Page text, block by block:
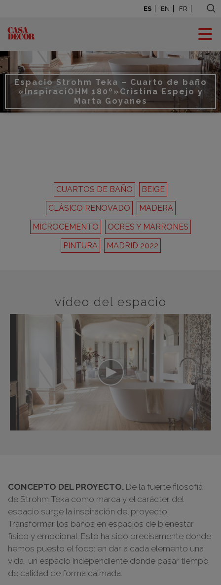
ES EN FR
Espacio Strohm Teka – Cuarto de baño
«InspiraciOHM 180º» Cristina Espejo y
Marta Goyanes
CUARTOS DE BAÑO
BEIGE
CLÁSICO RENOVADO
MADERA
MICROCEMENTO
OCRES Y MARRONES
PINTURA
MADRID 2022
vídeo del espacio
CONCEPTO DEL PROYECTO. De la fuerte filosofía
de Strohm Teka como marca y el carácter del
espacio surge la inspiración del proyecto.
Transformar los baños en espacios de bienestar
físico y emocional. Esto ha sido precisamente donde
hemos puesto el foco: en dar a cada elemento una
vida, un espacio independiente donde pasar tiempo
de calidad de forma calmada.